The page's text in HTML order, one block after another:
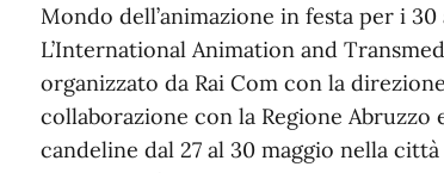
Mondo dell’animazione in festa per i
L’International Animation and
organizzato da Rai Com con la
collaborazione con la Regione
candeline dal 27 al 30 maggio nella